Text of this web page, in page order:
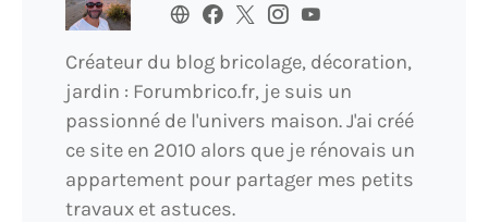
Créateur du blog bricolage, décoration,
jardin : Forumbrico.fr, je suis un
passionné de l'univers maison. J'ai créé
ce site en 2010 alors que je rénovais un
appartement pour partager mes petits
travaux et astuces.